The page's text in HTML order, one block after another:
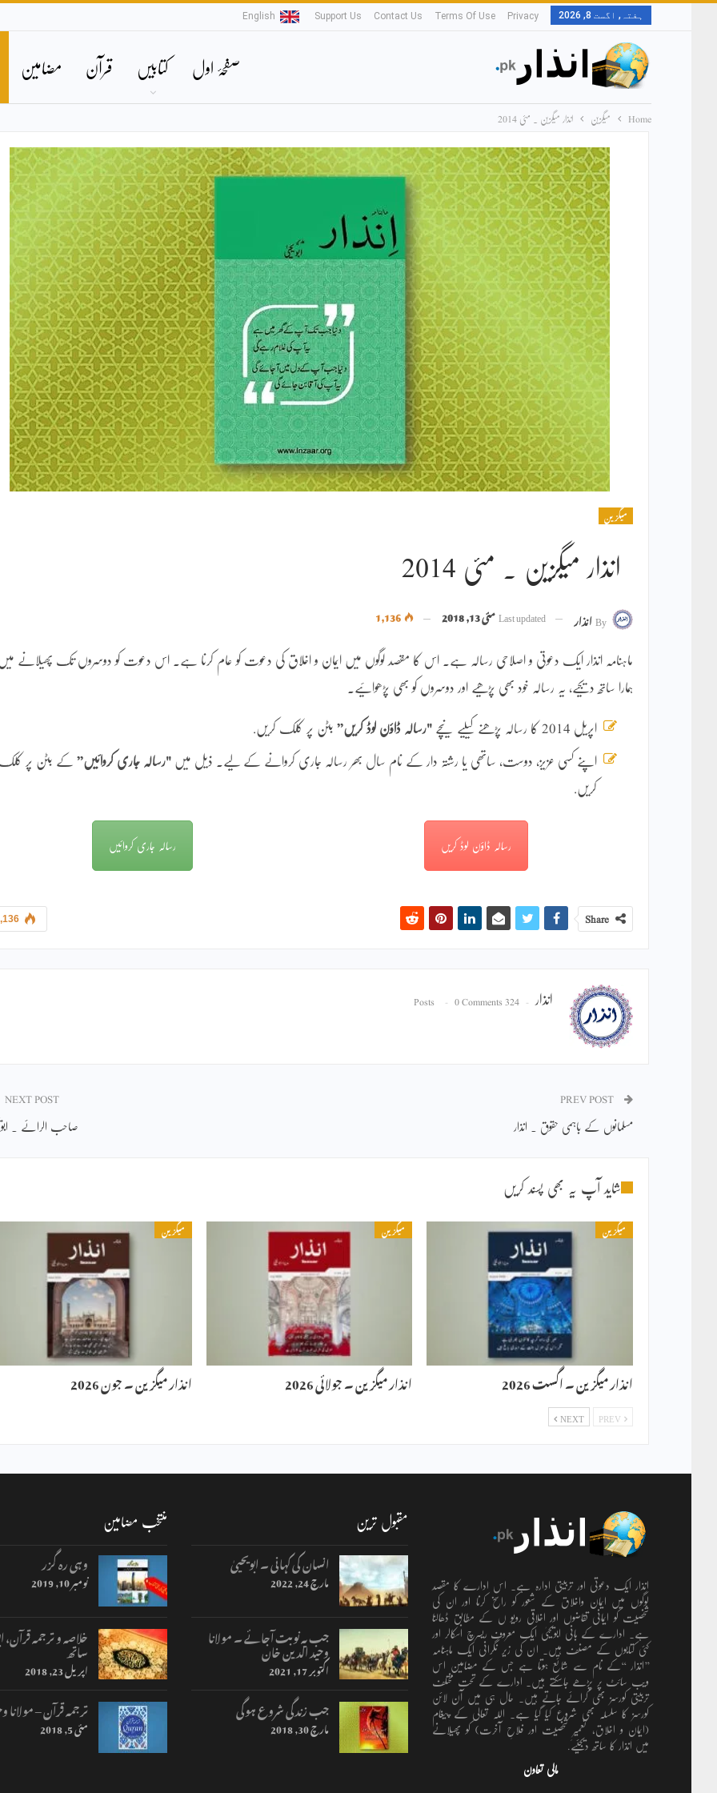
ہفتہ, اگست 8, 2026 Privacy
Terms Of Use
Contact Us
Support Us
English
صفحۂ اول کتابیں قرآن مضامین
Home میگزین انذار میگزین ۔ مئی 2014
میگزین
انذار میگزین ۔ مئی 2014
Byانذار Last updatedمئی 13, 2018
ماہنامہ انذار ایک دعوتی و اصلاحی رسالہ ہے۔ اس کا مقصد لوگوں میں ایمان و اخلاق کی دعوت کو عام کرنا ہے۔ اس دعوت کو دوسروں تک پھیلانے
ہمارا ساتھ دیجیے، یہ رسالہ خود بھی پڑھیے اور دوسروں کو بھی پڑھوائیے۔
اپریل 2014 کا رسالہ پڑھنے کیلیے نیچے "رسالہ ڈاؤن لوڈ کریں” بٹن پر کلک کریں.
اپنے کسی عزیز، دوست، ساتھی یا رشتہ دار کے نام سال بھر رسالہ جاری کروانے کے لیے۔ ذیل میں "رسالہ جاری کروائیں” کے بٹن پر
کریں.
رسالہ ڈاؤن لوڈ کریں رسالہ جاری کروائیں
Share
انذار 324 Posts
0 Comments
مسلمانوں کے باہمی حقوق ۔ انذار
NEXT POST
صاحب الرائے ۔
شاید آپ یہ بھی پسند کریں
میگزین
انذار میگزین ۔ اگست 2026
میگزین
انذار میگزین ۔ جولائی 2026
میگزین
انذار میگزین ۔ جون 2026
NEXT
انذار ایک دعوتی اور تربیتی ادارہ ہے۔ اس ادارے کا مقصد
لوگوں میں ایمان واخلاق کے شعور کو راسخ کرنا اور ان کی
شخصیت کو ایمانی تقاضوں اور اخلاقی رویو ں کے مطابق ڈھالنا
ہے۔ ادارے کے بانی ابویحییٰ ایک معروف ریسرچ اسکالر اور
کئی کتابوں کے مصنف ہیں۔ ان کی زیر نگرانی ایک ماہنامہ
’’انذار ‘‘کے نام سے شائع ہوتا ہے جس کے مضامین اس
ویب سائٹ پر پڑھے جاسکتے ہیں۔ ادارے کے تحت مختلف
تربیتی کورسز بھی کرائے جاتے ہیں۔ حال ہی میں آن لائن
کورسز کا سلسلہ بھی شروع کیا گیا ہے۔ اللہ تعالٰی کے پیغام
(ایمان و اخلاق، تعمیرِ شخصیت اور فلاحِ آخرت) کو پھیلانے
میں انذار کا ساتھ دیجئیے.
مالی تعاون
مقبول ترین
انسان کی کہانی ۔ ابویحییٰ
مارچ 24, 2022
جب یہ نوبت آجائے ۔ مولانا
وحید الدین خان
اکتوبر 17, 2021
جب زندگی شروع ہوگی
مارچ 30, 2018
منتخب مضامین
وہی رہ گزر
نومبر 10, 2019
خلاصہ و ترجمہ
ساتھ
اپریل 23, 2018
ترجمہ قرآن – مولانا
مئی 5, 2018